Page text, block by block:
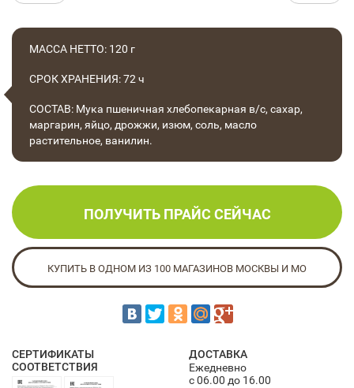
МАССА НЕТТО: 120 г
СРОК ХРАНЕНИЯ: 72 ч
СОСТАВ: Мука пшеничная хлебопекарная в/с, сахар,
маргарин, яйцо, дрожжи, изюм, соль, масло
растительное, ванилин.
ПОЛУЧИТЬ ПРАЙС СЕЙЧАС
КУПИТЬ В ОДНОМ ИЗ 100 МАГАЗИНОВ МОСКВЫ И МО
СЕРТИФИКАТЫ
СООТВЕТСТВИЯ
ДОСТАВКА
Ежедневно
с 06.00 до 16.00